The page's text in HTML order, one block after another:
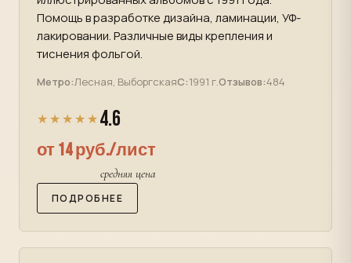
Помощь в разработке дизайна, ламинации, УФ-
лакировании. Различные виды крепления и
тиснения фольгой.
Метро:Лесная, ВыборгскаяС:1991 г.Отзывов:484
★★★★★ 4.6
от 14 руб./лист
средняя цена
ПОДРОБНЕЕ